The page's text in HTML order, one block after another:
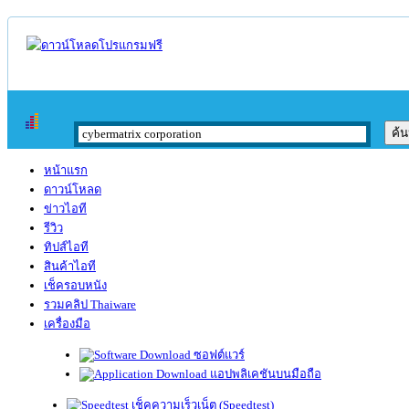
หน้าแรก
ดาวน์โหลด
ข่าวไอที
รีวิว
ทิปส์ไอที
สินค้าไอที
เช็ครอบหนัง
รวมคลิป Thaiware
เครื่องมือ
ซอฟต์แวร์
แอปพลิเคชันบนมือถือ
เช็คความเร็วเน็ต (Speedtest)